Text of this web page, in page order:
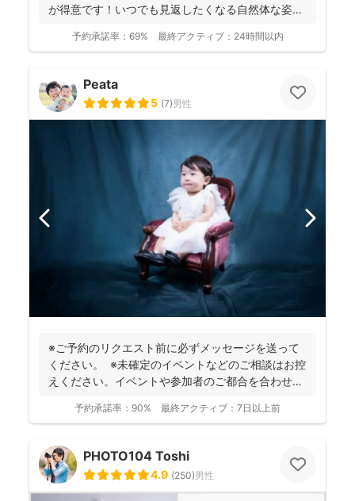
が得意です！いつでも見返したくなる自然体な姿を
予約承諾率： 69% 最終アクティブ： 24時間以内
Peata
5 (7)男性
※ご予約のリクエスト前に必ずメッセージを送って
ください。 ※未確定のイベントなどのご相談はお控
えください。イベントや参加者のご都合を合わせた
予約承諾率： 90% 最終アクティブ： 7日以上前
PHOTO104 Toshi
4.9 (250)男性